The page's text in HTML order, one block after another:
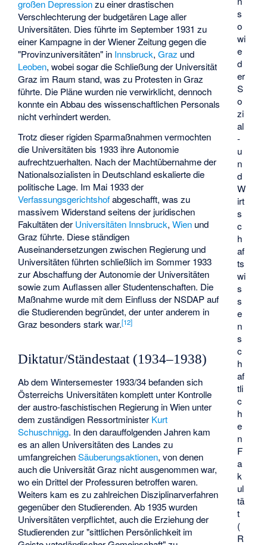
s
o
wi
e
d
er
S
o
zi
al
-
u
n
d
W
irt
s
c
h
af
ts
wi
s
s
e
n
s
c
h
af
tli
c
h
e
n
F
a
k
ul
tä
t
(
R
großen Depressionzu einer drastischen
Verschlechterung der budgetären Lage aller
Universitäten. Dies führte im September 1931 zu
einer Kampagne in der Wiener Zeitung gegen die
"Provinzuniversitäten" in Innsbruck,Graz und
Leoben, wobei sogar die Schließung der Universität
Graz im Raum stand, was zu Protesten in Graz
führte. Die Pläne wurden nie verwirklicht, dennoch
konnte ein Abbau des wissenschaftlichen Personals
nicht verhindert werden.
Trotz dieser rigiden Sparmaßnahmen vermochten
die Universitäten bis 1933 ihre Autonomie
aufrechtzuerhalten. Nach der Machtübernahme der
Nationalsozialisten in Deutschland eskalierte die
politische Lage. Im Mai 1933 der
Verfassungsgerichtshofabgeschafft, was zu
massivem Widerstand seitens der juridischen
Fakultäten der Universitäten Innsbruck,Wien und
Graz führte. Diese ständigen
Auseinandersetzungen zwischen Regierung und
Universitäten führten schließlich im Sommer 1933
zur Abschaffung der Autonomie der Universitäten
sowie zum Auflassen aller Studentenschaften. Die
Maßnahme wurde mit dem Einfluss der NSDAP auf
die Studierenden begründet, der unter anderem in
Graz besonders stark war.[12]
Diktatur/Ständestaat (1934–1938)
Ab dem Wintersemester 1933/34 befanden sich
Österreichs Universitäten komplett unter Kontrolle
der austro-faschistischen Regierung in Wien unter
dem zuständigen Ressortminister Kurt
Schuschnigg. In den darauffolgenden Jahren kam
es an allen Universitäten des Landes zu
umfangreichenSäuberungsaktionen, von denen
auch die Universität Graz nicht ausgenommen war,
wo ein Drittel der Professuren betroffen waren.
Weiters kam es zu zahlreichen Disziplinarverfahren
gegenüber den Studierenden. Ab 1935 wurden
Universitäten verpflichtet, auch die Erziehung der
Studierenden zur "sittlichen Persönlichkeit im